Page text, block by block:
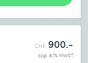
CHF 900.-
zzgl. 8.1% MWST